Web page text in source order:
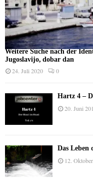
Weitere Suche nach der
Jugoslavijo, dobar dan
24. Juli 2020 0
Hartz 4 –
20. Juni
Das Leben
12.